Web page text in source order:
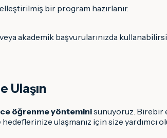
bir program hazırlanır.
akademik başvurularınızda
Ulaşın
öğrenme yönteminisunuyoruz. Birebir
ulaşmanız için size